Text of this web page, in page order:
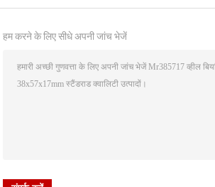
हम करने के लिए सीधे अपनी जांच भेजें